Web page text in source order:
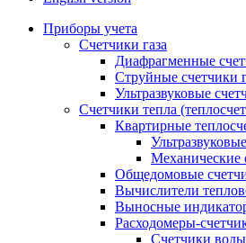
Приборы учета
Счетчики газа
Диафрагменные
Струйные счетчики
Ультразвуковые
Счетчики тепла
Квартирные
Механические
Общедомовые
Вычислители
Выносные
Расходомеры-
Счетчики